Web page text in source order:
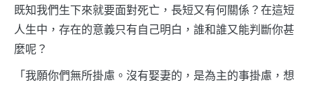
既知我們生下來就要面對死亡，長短又有何關係？在這短
人生中，存在的意義只有自己明白，誰和誰又能判斷你甚
麼呢？
「我願你們無所掛慮。沒有娶妻的，是為主的事掛慮，想